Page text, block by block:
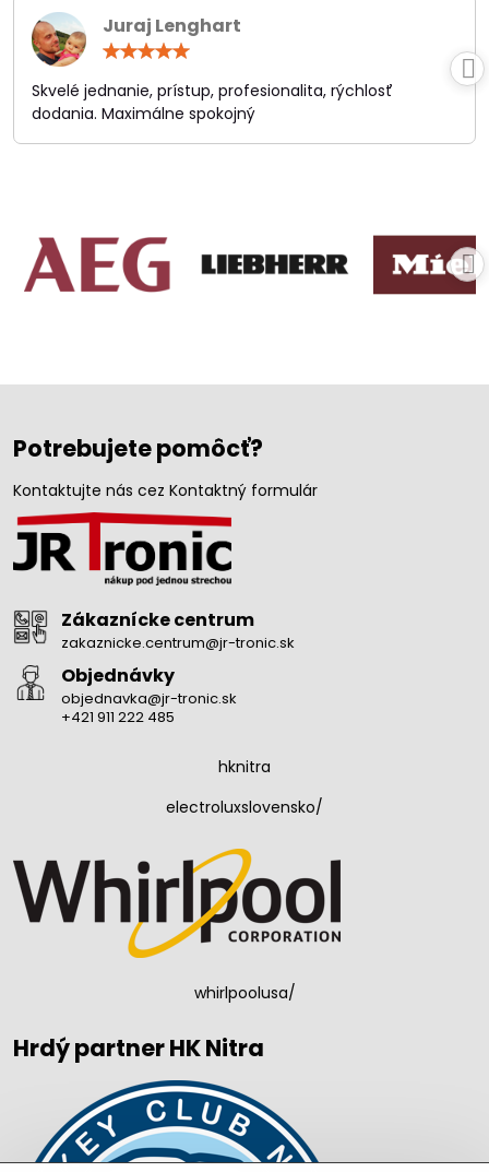
Juraj Lenghart
/
5
Skvelé jednanie, prístup, profesionalita, rýchlosť
dodania. Maximálne spokojný
Potrebujete pomôcť?
Kontaktujte nás cez Kontaktný formulár
Zákaznícke centrum
zakaznicke.centrum@jr-tronic.sk
Objednávky
objednavka@jr-tronic.sk
+421 911 222 485
hknitra
electroluxslovensko/
whirlpoolusa/
Hrdý partner HK Nitra